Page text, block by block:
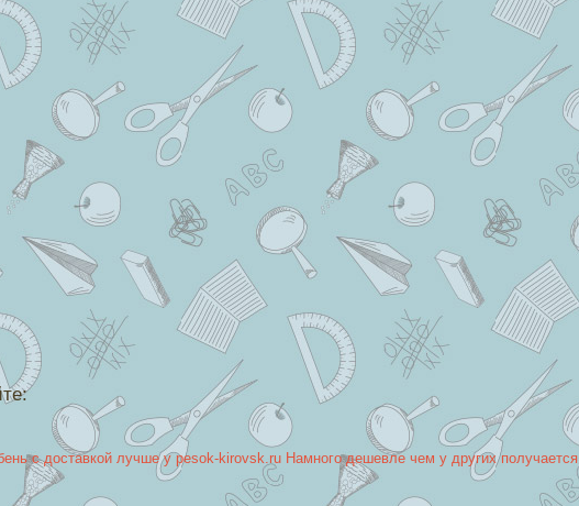
с доставкой лучше у pesok-kirovsk.ru Намного дешевле чем у других получается